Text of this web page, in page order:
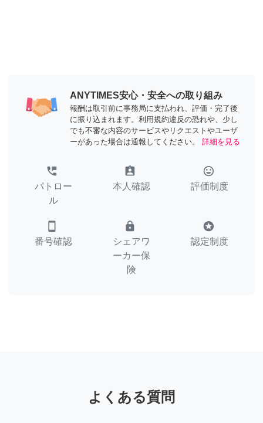
ANYTIMES安心・安全への取り組み
報酬は取引前に事務局に支払われ、評価・完了後
に振り込まれます。利用規約違反の恐れや、少し
でも不審な内容のサービスやリクエストやユーザ
ーがあった場合は通報してください。
詳細を見る
perm_phone_msg
パトロー
ル
assignment_ind
本人確認
tag_faces
評価制度
smartphone
番号確認
lock
シェアワ
ーカー保
険
stars
認定制度
よくある質問